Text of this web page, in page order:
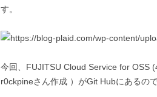
す。
今回、 FUJITSU Cloud Service for OSS
r0ckpineさん作成 ）がGit Hubにあるの